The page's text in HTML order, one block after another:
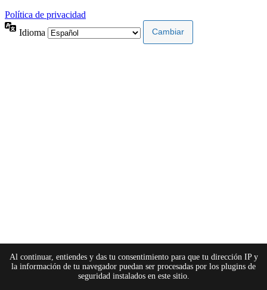
Política de privacidad
Idioma
Al continuar, entiendes y das tu consentimiento para que tu dirección IP y
la información de tu navegador puedan ser procesadas por los plugins de
seguridad instalados en este sitio.